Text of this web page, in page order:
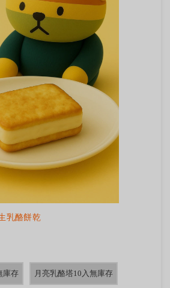
乳酪餅乾
庫存 月亮乳酪塔10入無庫存